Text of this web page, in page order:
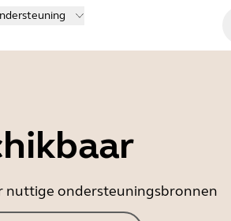
nuttige ondersteuningsbronnen